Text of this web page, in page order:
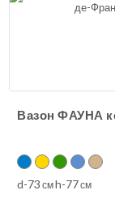
d-73 смh-77см